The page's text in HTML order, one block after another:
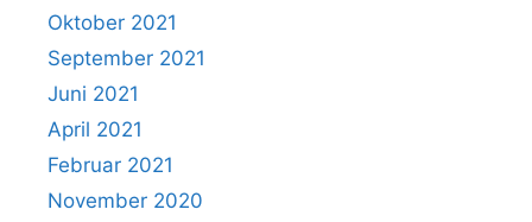
Oktober 2021
September 2021
Juni 2021
April 2021
Februar 2021
November 2020